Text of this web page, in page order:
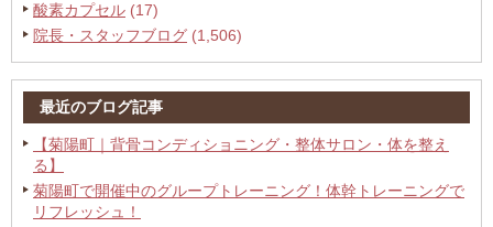
酸素カプセル (17)
院長・スタッフブログ (1,506)
最近のブログ記事
【菊陽町｜背骨コンディショニング・整体サロン・体を整え
る】
菊陽町で開催中のグループトレーニング！体幹トレーニングで
リフレッシュ！